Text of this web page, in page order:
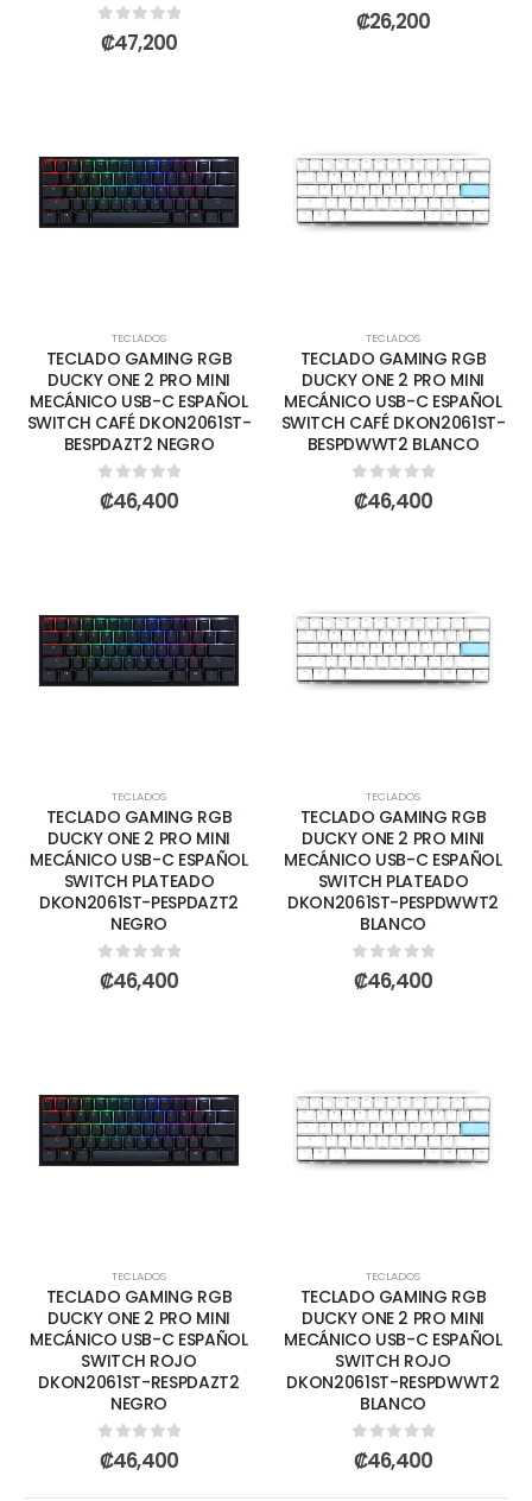
0out of 5
₡47,200
0out of 5
₡26,200
TECLADOS
TECLADO GAMING RGB
DUCKY ONE 2 PRO MINI
MECÁNICO USB-C ESPAÑOL
SWITCH CAFÉ DKON2061ST-
BESPDAZT2 NEGRO
0out of 5
₡46,400
TECLADOS
TECLADO GAMING RGB
DUCKY ONE 2 PRO MINI
MECÁNICO USB-C ESPAÑOL
SWITCH CAFÉ DKON2061ST-
BESPDWWT2 BLANCO
0out of 5
₡46,400
TECLADOS
TECLADO GAMING RGB
DUCKY ONE 2 PRO MINI
MECÁNICO USB-C ESPAÑOL
SWITCH PLATEADO
DKON2061ST-PESPDAZT2
NEGRO
0out of 5
₡46,400
TECLADOS
TECLADO GAMING RGB
DUCKY ONE 2 PRO MINI
MECÁNICO USB-C ESPAÑOL
SWITCH PLATEADO
DKON2061ST-PESPDWWT2
BLANCO
0out of 5
₡46,400
TECLADOS
TECLADO GAMING RGB
DUCKY ONE 2 PRO MINI
MECÁNICO USB-C ESPAÑOL
SWITCH ROJO
DKON2061ST-RESPDAZT2
NEGRO
0out of 5
₡46,400
TECLADOS
TECLADO GAMING RGB
DUCKY ONE 2 PRO MINI
MECÁNICO USB-C ESPAÑOL
SWITCH ROJO
DKON2061ST-RESPDWWT2
BLANCO
0out of 5
₡46,400